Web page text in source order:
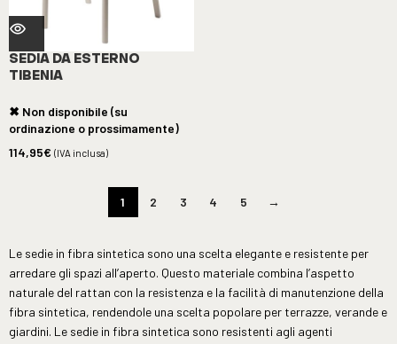
SEDIA DA ESTERNO
TIBENIA
✖ Non disponibile (su
ordinazione o prossimamente)
114,95€ (IVA inclusa)
1 2 3 4 5 →
Le sedie in fibra sintetica sono una scelta elegante e resistente per
arredare gli spazi all’aperto. Questo materiale combina l’aspetto
naturale del rattan con la resistenza e la facilità di manutenzione della
fibra sintetica, rendendole una scelta popolare per terrazze, verande e
giardini. Le sedie in fibra sintetica sono resistenti agli agenti